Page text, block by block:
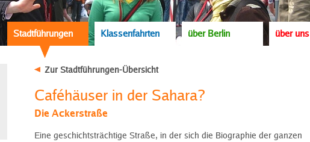
Stadtführungen Klassenfahrten über Berlin über uns
Zur Stadtführungen-Übersicht
Caféhäuser in der Sahara?
Die Ackerstraße
Eine geschichtsträchtige Straße, in der sich die Biographie der ganzen